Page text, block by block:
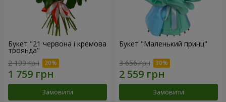
Букет "21 червона і кремова
троянда"
2 199 грн
Замовити
Букет "Маленький принц"
3 656 грн
Замовити